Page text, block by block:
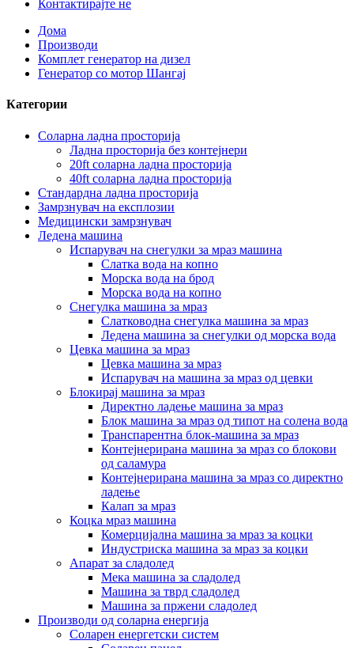
Контактирајте не
Дома
Производи
Комплет генератор на дизел
Генератор со мотор Шангај
Категории
Соларна ладна просторија
Ладна просторија без контејнери
20ft соларна ладна просторија
40ft соларна ладна просторија
Стандардна ладна просторија
Замрзнувач на експлозии
Медицински замрзнувач
Ледена машина
Испарувач на снегулки за мраз машина
Слатка вода на копно
Морска вода на брод
Морска вода на копно
Снегулка машина за мраз
Слатководна снегулка машина за мраз
Ледена машина за снегулки од морска вода
Цевка машина за мраз
Цевка машина за мраз
Испарувач на машина за мраз од цевки
Блокирај машина за мраз
Директно ладење машина за мраз
Блок машина за мраз од типот на солена вода
Транспарентна блок-машина за мраз
Контејнерирана машина за мраз со блокови
од саламура
Контејнерирана машина за мраз со директно
ладење
Калап за мраз
Коцка мраз машина
Комерцијална машина за мраз за коцки
Индустриска машина за мраз за коцки
Апарат за сладолед
Мека машина за сладолед
Машина за тврд сладолед
Машина за пржени сладолед
Производи од соларна енергија
Соларен енергетски систем